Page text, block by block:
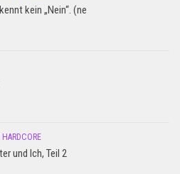
kein „Nein“. (ne
HARDCORE
und Ich, Teil 2